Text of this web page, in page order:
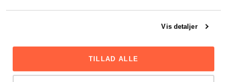
Vis detaljer
TILLAD ALLE